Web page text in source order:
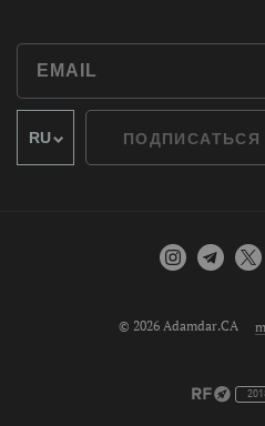
© 2026 Adamdar.CA